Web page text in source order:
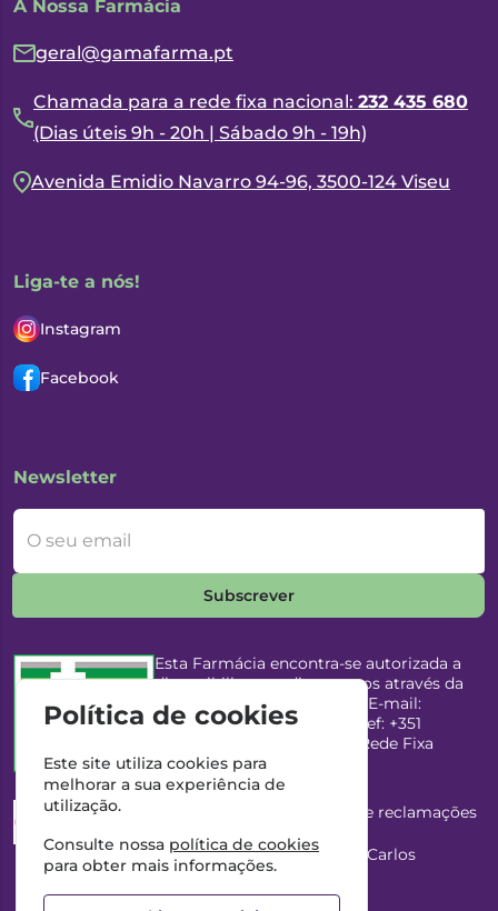
A Nossa Farmácia
geral@gamafarma.pt
Chamada para a rede fixa nacional: 232 435 680
(Dias úteis 9h - 20h | Sábado 9h - 19h)
Avenida Emidio Navarro 94-96, 3500-124 Viseu
Liga-te a nós!
Instagram
Facebook
Newsletter
O seu email
Subscrever
Esta Farmácia encontra-se autorizada a
disponibilizar medicamentos através da
Internet, pelo Infarmed, I.P. E-mail:
infarmed@infarmed.pt
| Telef: +351
217987100 (Chamada para Rede Fixa
Nacional)
Esta Farmácia dispõe de livro de reclamações
Director Técnico e Proprietário: António Carlos
Saraiva Cabral Costa
Política de cookies
Este site utiliza cookies para
melhorar a sua experiência de
utilização.
Consulte nossa política de cookies
para obter mais informações.